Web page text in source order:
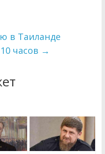
в Таиланде
часов →